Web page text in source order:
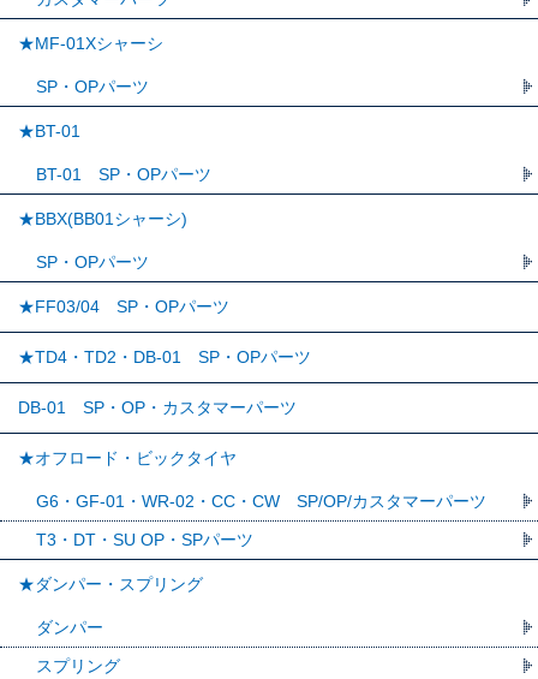
★MF-01Xシャーシ
SP・OPパーツ
★BT-01
BT-01 SP・OPパーツ
★BBX(BB01シャーシ)
SP・OPパーツ
★FF03/04 SP・OPパーツ
★TD4・TD2・DB-01 SP・OPパーツ
DB-01 SP・OP・カスタマーパーツ
★オフロード・ビックタイヤ
G6・GF-01・WR-02・CC・CW SP/OP/カスタマーパーツ
T3・DT・SU OP・SPパーツ
★ダンパー・スプリング
ダンパー
スプリング